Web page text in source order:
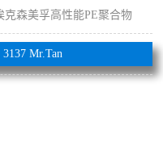
克森美孚高性能PE聚合物
Mr.Tan